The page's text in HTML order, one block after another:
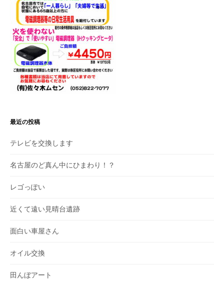
最近の投稿
テレビを交換します
名古屋のど真ん中にひまわり！？
レゴっぽい
近くて遠い見晴台遺跡
面白い車屋さん
オイル交換
田んぼアート